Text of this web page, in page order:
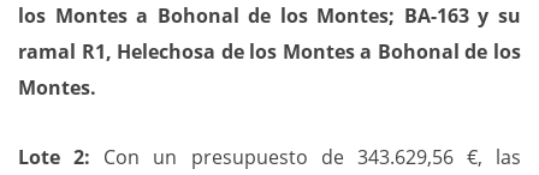
los Montes a Bohonal de los Montes; BA-163 y su
ramal R1, Helechosa de los Montes a Bohonal de los
Montes.
Lote 2: Con un presupuesto de 343.629,56 €, las